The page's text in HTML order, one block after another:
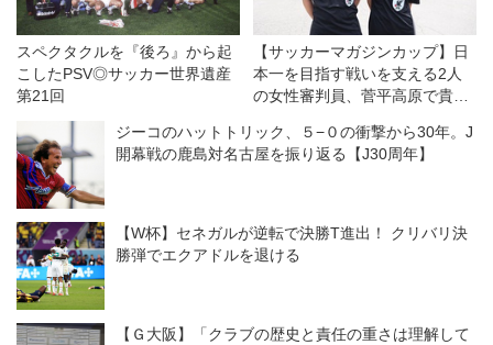
スペクタクルを『後ろ』から起
こしたPSV◎サッカー世界遺産
第21回
【サッカーマガジンカップ】日
本一を目指す戦いを支える2人
の女性審判員、菅平高原で貴重
ジーコのハットトリック、５−０の衝撃から30年。J
開幕戦の鹿島対名古屋を振り返る【J30周年】
【W杯】セネガルが逆転で決勝T進出！ クリバリ決
勝弾でエクアドルを退ける
【Ｇ大阪】「クラブの歴史と責任の重さは理解して